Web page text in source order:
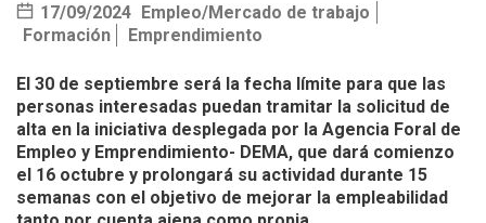
17/09/2024 Empleo/Mercado de trabajo
Formación
Emprendimiento
El 30 de septiembre será la fecha límite para que las
personas interesadas puedan tramitar la solicitud de
alta en la iniciativa desplegada por la Agencia Foral de
Empleo y Emprendimiento- DEMA, que dará comienzo
el 16 octubre y prolongará su actividad durante 15
semanas con el objetivo de mejorar la empleabilidad